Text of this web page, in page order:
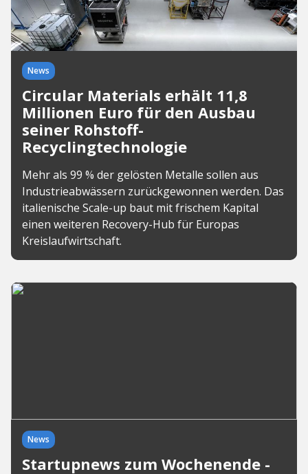
News
Circular Materials erhält 11,8
Millionen Euro für den Ausbau
seiner Rohstoff-
Recyclingtechnologie
Mehr als 99 % der gelösten Metalle sollen aus
Industrieabwässern zurückgewonnen werden. Das
italienische Scale-up baut mit frischem Kapital
einen weiteren Recovery-Hub für Europas
Kreislaufwirtschaft.
News
Startupnews zum Wochenende -